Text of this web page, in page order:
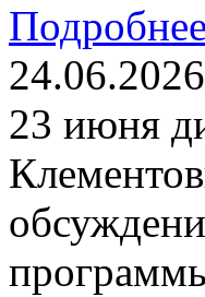
24.06.2026
23 июня